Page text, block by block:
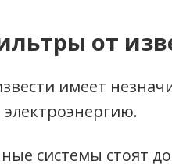
от
имеет
системы стоят